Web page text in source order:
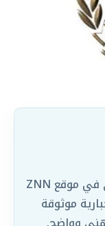
يعمل ضمن الفريق التحريري في موقع ZNN
موثوقة